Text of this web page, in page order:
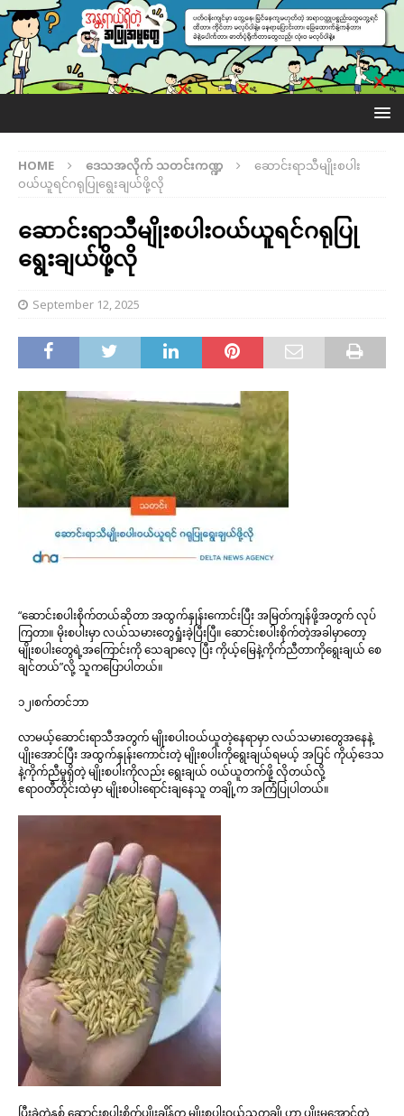
HOME ဒေသအလိုက် သတင်းကဏ္ဍ
ဆောင်းရာသီမျိုးစပါး
ဝယ်ယူရင်ဂရုပြုရွေးချယ်ဖို့လို
ဆောင်းရာသီမျိုးစပါးဝယ်ယူရင်ဂရုပြု
ရွေးချယ်ဖို့လို
September 12, 2025
“ဆောင်းစပါးစိုက်တယ်ဆိုတာ အထွက်နှုန်းကောင်းပြီး အမြတ်ကျန်ဖို့အတွက် လုပ်
ကြတာ။ မိုးစပါးမှာ လယ်သမားတွေရှုံးခဲ့ပြီးပြီ။ ဆောင်းစပါးစိုက်တဲ့အခါမှာတော့
မျိုးစပါးတွေရဲ့အကြောင်းကို သေချာလေ့ ပြီး ကိုယ့်မြေနဲ့ကိုက်ညီတာကိုရွေးချယ် စေ
ချင်တယ်”လို့ သူကပြောပါတယ်။
၁၂၊စက်တင်ဘာ
လာမယ့်ဆောင်းရာသီအတွက် မျိုးစပါးဝယ်ယူတဲ့နေရာမှာ လယ်သမားတွေအနေနဲ့
ပျိုးအောင်ပြီး အထွက်နှုန်းကောင်းတဲ့ မျိုးစပါးကိုရွေးချယ်ရမယ့် အပြင် ကိုယ့်ဒေသ
နဲ့ကိုက်ညီမှုရှိတဲ့ မျိုးစပါးကိုလည်း ရွေးချယ် ဝယ်ယူတက်ဖို့ လိုတယ်လို့
ဧရာဝတီတိုင်းထဲမှာ မျိုးစပါးရောင်းချနေသူ တချို့က အကြံပြုပါတယ်။
ပြီးခဲ့တဲ့နှစ် ဆောင်းစပါးစိုက်ပျိုးချိန်က မျိုးစပါးဝယ်သူတချို့ဟာ ပျိုးမအောင်တဲ့